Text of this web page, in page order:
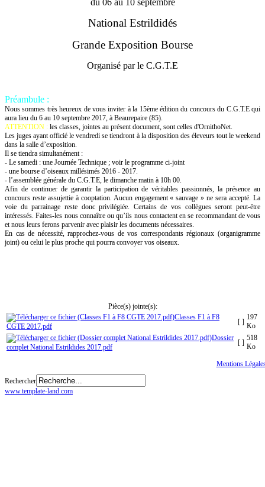
National Estrildidés
Grande Exposition Bourse
Organisé par le C.G.T.E
Préambule :
Nous sommes très heureux de vous inviter à la 15ème édition du concours du C.G.T.E qui
aura lieu du 6 au 10 septembre 2017, à Beaurepaire (85).
ATTENTION : les classes, jointes au présent document, sont celles d'OrnithoNet.
Les juges ayant officié le vendredi se tiendront à la disposition des éleveurs tout le weekend
dans la salle d’exposition.
Il se tiendra simultanément :
- Le samedi : une Journée Technique ; voir le programme ci-joint
- une bourse d’oiseaux millésimés 2016 - 2017.
- l’assemblée générale du C.G.T.E, le dimanche matin à 10h 00.
Afin de continuer de garantir la participation de véritables passionnés, la présence au
concours reste assujettie à cooptation. Aucun engagement « sauvage » ne sera accepté. La
voie du parrainage reste donc privilégiée. Certains de vos collègues seront peut-être
intéressés. Faites-les nous connaître ou qu’ils nous contactent en se recommandant de vous
et nous leurs ferons parvenir avec plaisir les documents nécessaires.
En cas de nécessité, rapprochez-vous de vos correspondants régionaux (organigramme
joint) ou celui le plus proche qui pourra convoyer vos oiseaux.
Pièce(s) jointe(s):
Classes F1 à F8
CGTE 2017.pdf
[ ]
197
Ko
Dossier
complet National Estrildides 2017.pdf
[ ]
518
Ko
Mentions
Rechercher
www.template-land.com